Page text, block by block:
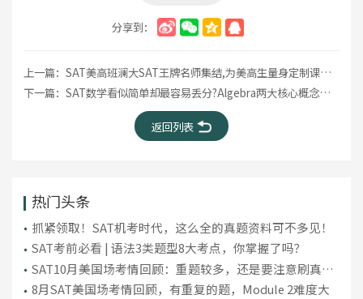
分享到：
上一篇： SAT美高班澜大SAT王牌名师集结,为美高生量身定制课程:暑假夯分冲刺1500+!
下一篇： SAT数学看似简单却最容易丢分?Algebra两大核心概念一定要吃透!
返回列表
热门头条
抓紧领取！SAT机考时代，这么全的真题资料可不多见！
SAT考前必看 | 语法3类题型8大考点，你掌握了吗？
SAT10月美国场考情回顾：重题较多，还是要注意刷真
题！
8月SAT美国场考情回顾，有重复的题，Module 2难度大